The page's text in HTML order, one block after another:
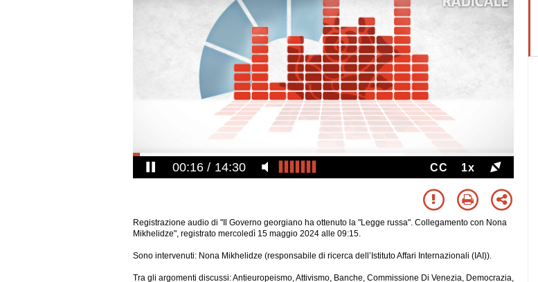
00:17 14:30 CC 1x
Registrazione audio di "Il Governo georgiano ha ottenuto la "Legge russa". Collegamento con Nona
Mikhelidze", registrato mercoledì 15 maggio 2024 alle 09:15.
Sono intervenuti: Nona Mikhelidze (responsabile di ricerca dell’Istituto Affari Internazionali (IAI)).
Tra gli argomenti discussi: Antieuropeismo, Attivismo, Banche, Commissione Di Venezia, Democrazia,